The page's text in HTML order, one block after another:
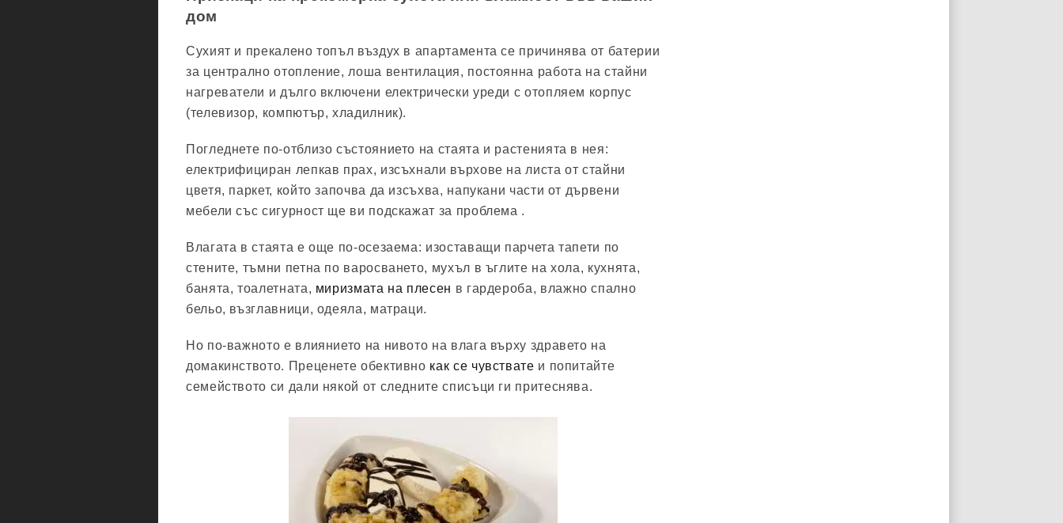
дом
Сухият и прекалено топъл въздух в апартамента се причинява от батерии
за централно отопление, лоша вентилация, постоянна работа на стайни
нагреватели и дълго включени електрически уреди с отопляем корпус
(телевизор, компютър, хладилник).
Погледнете по-отблизо състоянието на стаята и растенията в нея:
електрифициран лепкав прах, изсъхнали върхове на листа от стайни
цветя, паркет, който започва да изсъхва, напукани части от дървени
мебели със сигурност ще ви подскажат за проблема .
Влагата в стаята е още по-осезаема: изоставащи парчета тапети по
стените, тъмни петна по варосването, мухъл в ъглите на хола, кухнята,
банята, тоалетната, миризмата на плесен в гардероба, влажно спално
бельо, възглавници, одеяла, матраци.
Но по-важното е влиянието на нивото на влага върху здравето на
домакинството. Преценете обективно как се чувствате и попитайте
семейството си дали някой от следните списъци ги притеснява.